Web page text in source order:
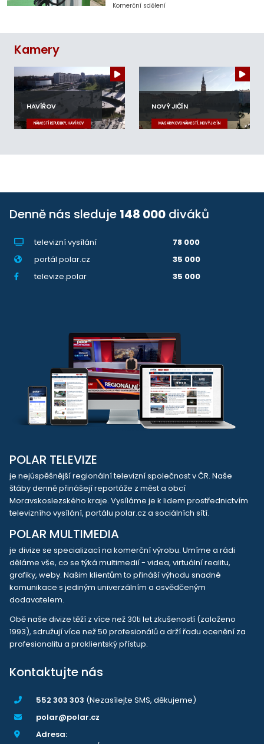
Komerční sdělení
Kamery
HAVÍŘOV
NÁMĚSTÍ REPUBLIKY, HAVÍŘOV
NOVÝ JIČÍN
MASARYKOVO NÁMĚSTÍ, NOVÝ JIČÍN
Denně nás sleduje 148 000 diváků
televizní vysílání
78 000
portál polar.cz
35 000
televize.polar
35 000
POLAR TELEVIZE
je nejúspěšnější regionální televizní společnost v ČR. Naše
štáby denně přinášejí reportáže z měst a obcí
Moravskoslezského kraje. Vysíláme je k lidem prostřednictvím
televizního vysílání, portálu polar.cz a sociálních sítí.
POLAR MULTIMEDIA
je divize se specializací na komerční výrobu. Umíme a rádi
děláme vše, co se týká multimedií - videa, virtuální realitu,
grafiky, weby. Našim klientům to přináší výhodu snadné
komunikace s jediným univerzálním a osvědčeným
dodavatelem.
Obě naše divize těží z více než 30ti let zkušeností (založeno
1993), sdružují více než 50 profesionálů a drží řadu ocenění za
profesionalitu a proklientský přístup.
Kontaktujte nás
552 303 303 (Nezasílejte SMS, děkujeme)
polar@polar.cz
Adresa: